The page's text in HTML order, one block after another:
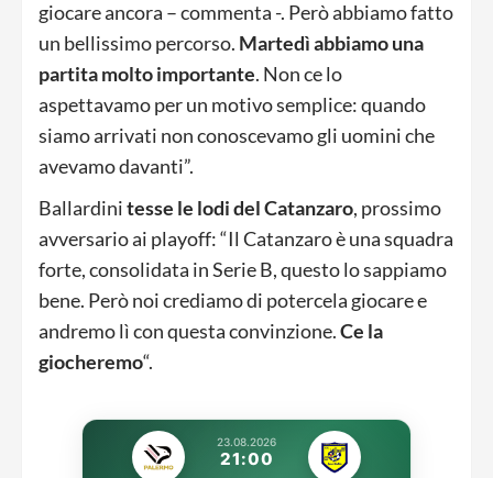
giocare ancora – commenta -. Però abbiamo fatto
un bellissimo percorso. Martedì abbiamo una
partita molto importante. Non ce lo
aspettavamo per un motivo semplice: quando
siamo arrivati non conoscevamo gli uomini che
avevamo davanti”.
Ballardinitesse le lodi del Catanzaro, prossimo
avversario ai playoff: “Il Catanzaro è una squadra
forte, consolidata in Serie B, questo lo sappiamo
bene. Però noi crediamo di potercela giocare e
andremo lì con questa convinzione.Ce la
giocheremo“.
23.08.2026
21:00